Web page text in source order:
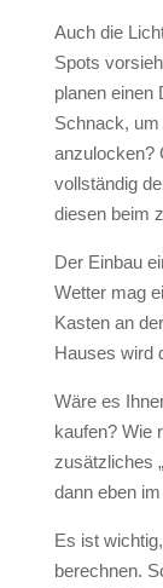
Auch die
Spots
planen einen
Schnack,
anzulocken?
vollständig
diesen beim
Der Einbau
Wetter mag
Kasten an
Hauses wird
Wäre es
kaufen? Wie
zusätzliches
dann eben
Es ist
berechnen.